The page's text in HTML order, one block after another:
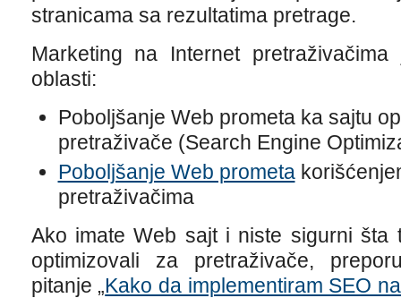
stranicama sa rezultatima pretrage.
Marketing na Internet
oblasti:
Poboljšanje Web prometa ka sajtu
pretraživače (Search Engine
Poboljšanje Web prometa
pretraživačima
Ako imate Web sajt i niste sigurni
optimizovali za pretraživače,
pitanje „Kako da implementiram SEO